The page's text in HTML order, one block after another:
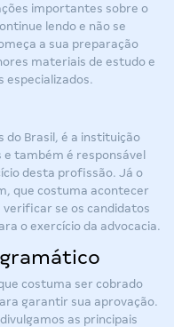
importantes sobre o
lendo e não se
a sua preparação
materiais de estudo e
especializados.
do Brasil, é a instituição
também é responsável
desta profissão. Já o
que costuma acontecer
se os candidatos
o exercício da advocacia.
costuma ser cobrado
garantir sua aprovação.
as principais